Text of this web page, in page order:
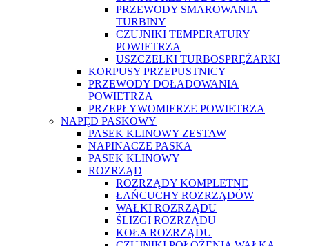
PRZEWODY SMAROWANIA
TURBINY
CZUJNIKI TEMPERATURY
POWIETRZA
USZCZELKI TURBOSPRĘŻARKI
KORPUSY PRZEPUSTNICY
PRZEWODY DOŁADOWANIA
POWIETRZA
PRZEPŁYWOMIERZE POWIETRZA
NAPĘD PASKOWY
PASEK KLINOWY ZESTAW
NAPINACZE PASKA
PASEK KLINOWY
ROZRZĄD
ROZRZĄDY KOMPLETNE
ŁAŃCUCHY ROZRZĄDÓW
WAŁKI ROZRZĄDU
ŚLIZGI ROZRZĄDU
KOŁA ROZRZĄDU